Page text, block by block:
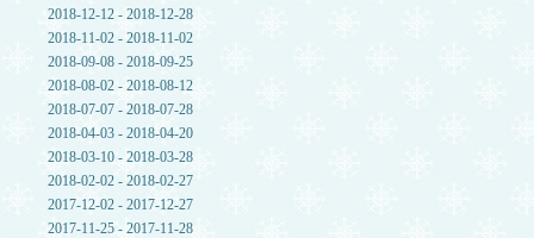
2018-12-12 - 2018-12-28
2018-11-02 - 2018-11-02
2018-09-08 - 2018-09-25
2018-08-02 - 2018-08-12
2018-07-07 - 2018-07-28
2018-04-03 - 2018-04-20
2018-03-10 - 2018-03-28
2018-02-02 - 2018-02-27
2017-12-02 - 2017-12-27
2017-11-25 - 2017-11-28